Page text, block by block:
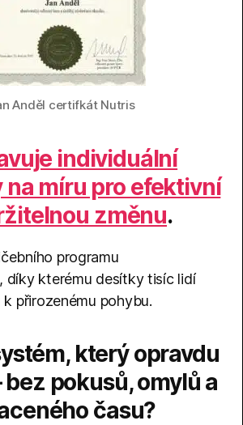
Anděl certifkát Nutris
individuální
míru pro efektivní
změnu.
programu
, díky kterému desítky tisíc lidí
přirozenému pohybu.
který opravdu
pokusů, omylů a
času?